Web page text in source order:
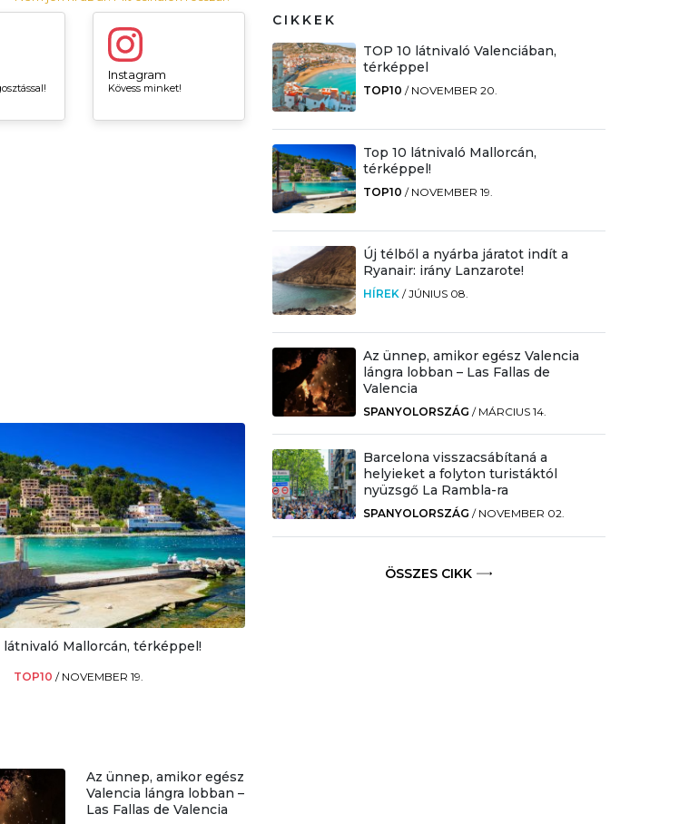
Instagram
Kövess minket!
látnivaló Mallorcán, térképpel!
TOP10/ NOVEMBER 19.
Az ünnep, amikor egész
Valencia lángra lobban –
Las Fallas de Valencia
CIKKEK
TOP 10 látnivaló Valenciában,
térképpel
TOP10 / NOVEMBER 20.
Top 10 látnivaló Mallorcán,
térképpel!
TOP10 / NOVEMBER 19.
Új télből a nyárba járatot indít a
Ryanair: irány Lanzarote!
HÍREK /JÚNIUS 08.
Az ünnep, amikor egész Valencia
lángra lobban – Las Fallas de
Valencia
SPANYOLORSZÁG / MÁRCIUS 14.
Barcelona visszacsábítaná a
helyieket a folyton turistáktól
nyüzsgő La Rambla-ra
SPANYOLORSZÁG / NOVEMBER 02.
ÖSSZES CIKK